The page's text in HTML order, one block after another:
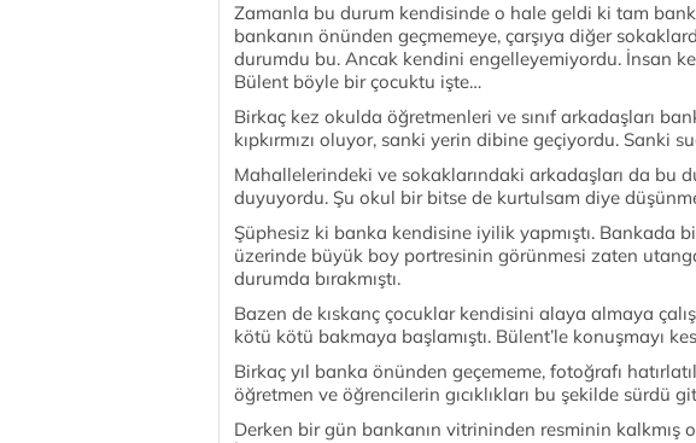
Zamanla bu durum kendisinde o hale geldi ki tam
bankanın önünden geçmemeye, çarşıya diğer
durumdu bu. Ancak kendini engelleyemiyordu. İnsan
Bülent böyle bir çocuktu işte…
Birkaç kez okulda öğretmenleri ve sınıf arkadaşları
kıpkırmızı oluyor, sanki yerin dibine geçiyordu. Sanki
Mahallelerindeki ve sokaklarındaki arkadaşları da bu
duyuyordu. Şu okul bir bitse de kurtulsam diye
Şüphesiz ki banka kendisine iyilik yapmıştı. Bankada
üzerinde büyük boy portresinin görünmesi zaten
durumda bırakmıştı.
Bazen de kıskanç çocuklar kendisini alaya almaya
kötü kötü bakmaya başlamıştı. Bülent’le konuşmayı
Birkaç yıl banka önünden geçememe, fotoğrafı
öğretmen ve öğrencilerin gıcıklıkları bu şekilde sürdü
Derken bir gün bankanın vitrininden resminin kalkmış